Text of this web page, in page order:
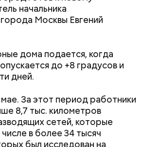
начальника
Москвы Евгений
дома подается, когда
до +8 градусов и
дней.
За этот период работники
8,7 тыс. километров
сетей, которые
в более 34 тысяч
был исследован на
романа являются Патриаршие
произведения. Здесь поэт
в Европе. Он расположился
центре Москвы и по своей
зоопарков Ярославля,